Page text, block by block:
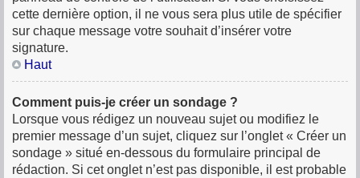
cette dernière option, il ne vous sera plus utile de spécifier
sur chaque message votre souhait d’insérer votre
signature.
Haut
Comment puis-je créer un sondage ?
Lorsque vous rédigez un nouveau sujet ou modifiez le
premier message d’un sujet, cliquez sur l’onglet « Créer un
sondage » situé en-dessous du formulaire principal de
rédaction. Si cet onglet n’est pas disponible, il est probable